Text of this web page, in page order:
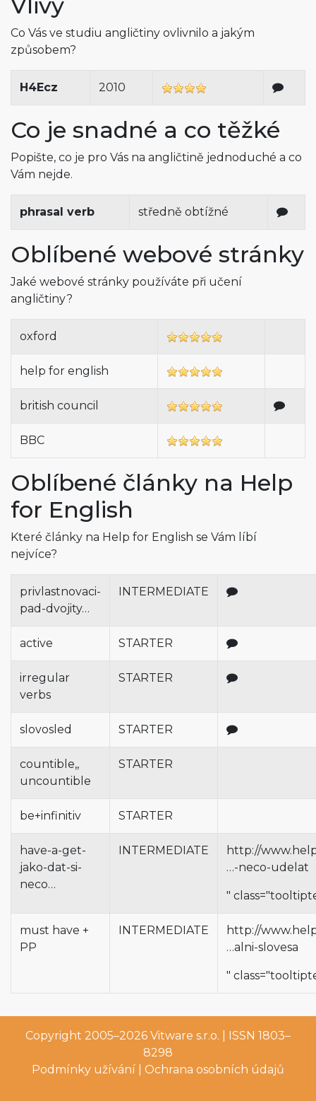
Co Vás ve studiu angličtiny ovlivnilo a jakým
způsobem?
H4Ecz 2010
Co je snadné a co těžké
Popište, co je pro Vás na angličtině jednoduché a co
Vám nejde.
phrasal verb středně obtížné
Oblíbené webové stránky
Jaké webové stránky používáte při učení
angličtiny?
oxford
help for english
british council
BBC
Oblíbené články na Help
for English
Které články na Help for English se Vám líbí
nejvíce?
privlastnovaci-
pad-dvojity…
INTERMEDIATE
active STARTER
irregular
verbs
STARTER
slovosled STARTER
countible,,
uncountible
STARTER
be+infinitiv STARTER
have-a-get-
jako-dat-si-
neco…
INTERMEDIATE
http://
…-neco-udelat
"
must have +
PP
INTERMEDIATE
http://
…alni-slovesa
"
Copyright 2005–2026 Vitware s.r.o. | ISSN 1803–
8298
Podmínky užívání
Ochrana osobních údajů